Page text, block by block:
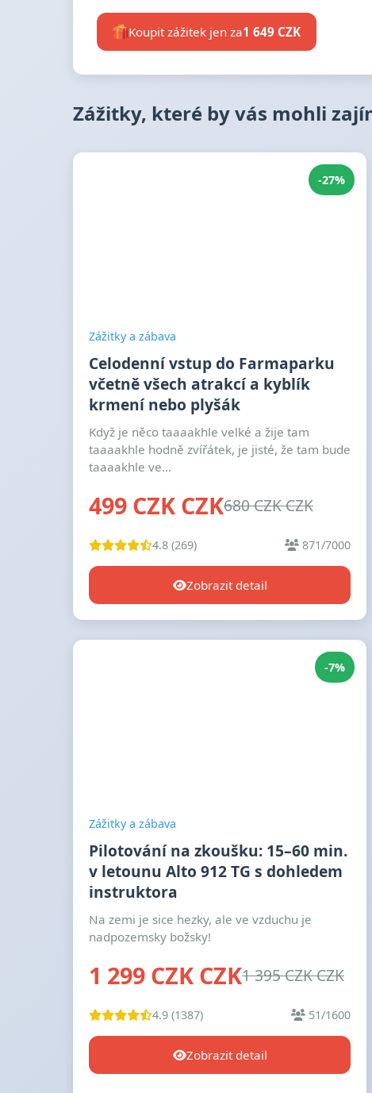
Koupit zážitek jen za1 649 CZK
Zážitky, které by vás mohli
-27%
Zážitky a zábava
Celodenní vstup do Farmaparku
včetně všech atrakcí a kyblík
krmení nebo plyšák
Když je něco taaaakhle velké a žije tam
taaaakhle hodně zvířátek, je jisté, že tam bude
taaaakhle ve...
499 CZK CZK680 CZK CZK
4.8 (269) 871/7000
Zobrazit detail
-7%
Zážitky a zábava
Pilotování na zkoušku: 15–60 min.
v letounu Alto 912 TG s dohledem
instruktora
Na zemi je sice hezky, ale ve vzduchu je
nadpozemsky božsky!
1 299 CZK CZK1 395 CZK CZK
4.9 (1387) 51/1600
Zobrazit detail